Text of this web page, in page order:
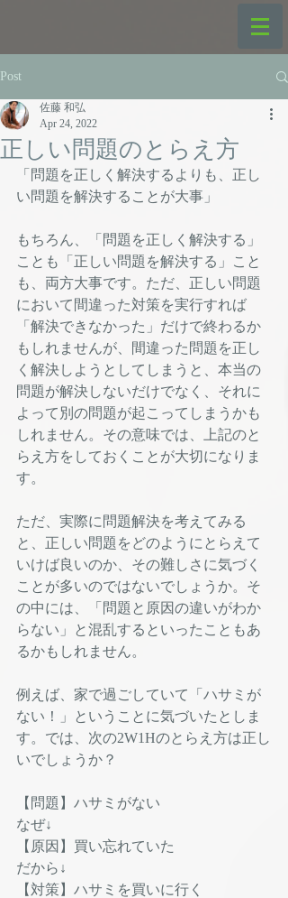
Post
正しい問題のとらえ方
佐藤 和弘
Apr 24, 2022
「問題を正しく解決するよりも、正し
い問題を解決することが大事」
もちろん、「問題を正しく解決する」
ことも「正しい問題を解決する」こと
も、両方大事です。ただ、正しい問題
において間違った対策を実行すれば
「解決できなかった」だけで終わるか
もしれませんが、間違った問題を正し
く解決しようとしてしまうと、本当の
問題が解決しないだけでなく、それに
よって別の問題が起こってしまうかも
しれません。その意味では、上記のと
らえ方をしておくことが大切になりま
す。
ただ、実際に問題解決を考えてみる
と、正しい問題をどのようにとらえて
いけば良いのか、その難しさに気づく
ことが多いのではないでしょうか。そ
の中には、「問題と原因の違いがわか
らない」と混乱するといったこともあ
るかもしれません。
例えば、家で過ごしていて「ハサミが
ない！」ということに気づいたとしま
す。では、次の2W1Hのとらえ方は正し
いでしょうか？
【問題】ハサミがない
なぜ↓
【原因】買い忘れていた
だから↓
【対策】ハサミを買いに行く